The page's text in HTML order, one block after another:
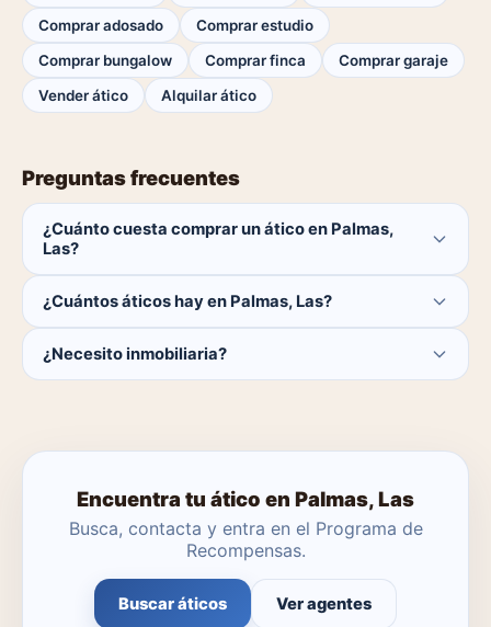
Comprar adosado
Comprar estudio
Comprar bungalow
Comprar finca
Comprar garaje
Vender ático
Alquilar ático
Preguntas frecuentes
¿Cuánto cuesta comprar un ático en Palmas,
Las?
¿Cuántos áticos hay en Palmas, Las?
catálogo se actualiza a diario.
¿Necesito inmobiliaria?
Encuentra tu ático en Palmas, Las
Busca, contacta y entra en el Programa de
Recompensas.
Buscar áticos Ver agentes